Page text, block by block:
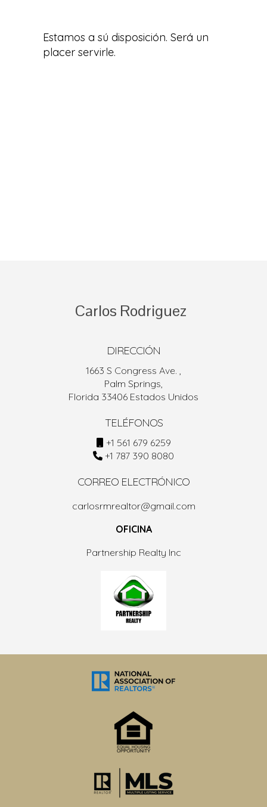
Estamos a sú disposición. Será un
placer servirle.
Carlos Rodriguez
DIRECCIÓN
1663 S Congress Ave. ,
Palm Springs,
Florida 33406 Estados Unidos
TELÉFONOS
+1 561 679 6259
+1 787 390 8080
CORREO ELECTRÓNICO
carlosrmrealtor@gmail.com
OFICINA
Partnership Realty Inc